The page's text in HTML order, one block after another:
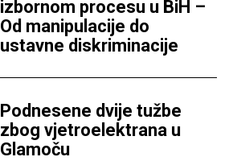
izbornom procesu u BiH –
Od manipulacije do
ustavne diskriminacije
Podnesene dvije tužbe
zbog vjetroelektrana u
Glamoču